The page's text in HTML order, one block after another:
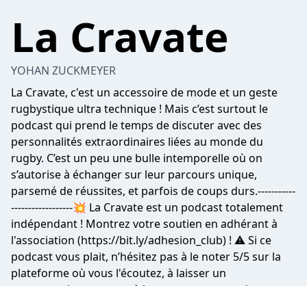
La Cravate
YOHAN ZUCKMEYER
La Cravate, c'est un accessoire de mode et un geste
rugbystique ultra technique ! Mais c’est surtout le
podcast qui prend le temps de discuter avec des
personnalités extraordinaires liées au monde du
rugby. C’est un peu une bulle intemporelle où on
s’autorise à échanger sur leur parcours unique,
parsemé de réussites, et parfois de coups durs.-----------
------------------💥 La Cravate est un podcast totalement
indépendant ! Montrez votre soutien en adhérant à
l'association (https://bit.ly/adhesion_club) ! ⚠️ Si ce
podcast vous plait, n’hésitez pas à le noter 5/5 sur la
plateforme où vous l'écoutez, à laisser un